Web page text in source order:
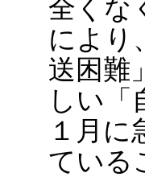
全くな
により
送困難
しい「
１月に
ている